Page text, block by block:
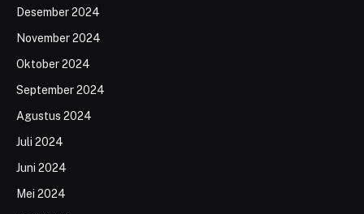
Desember 2024
November 2024
Oktober 2024
September 2024
Agustus 2024
Juli 2024
Juni 2024
Mei 2024